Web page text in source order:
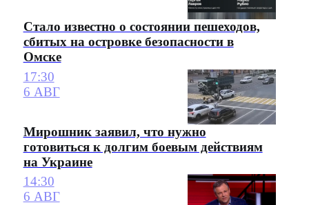
Стало известно о состоянии пешеходов,
сбитых на островке безопасности в
Омске
17:30
6 АВГ
Мирошник заявил, что нужно
готовиться к долгим боевым действиям
на Украине
14:30
6 АВГ